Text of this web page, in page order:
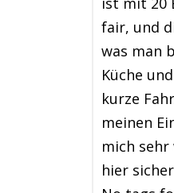
fair, und
was man
Küche
kurze
meinen
mich
hier